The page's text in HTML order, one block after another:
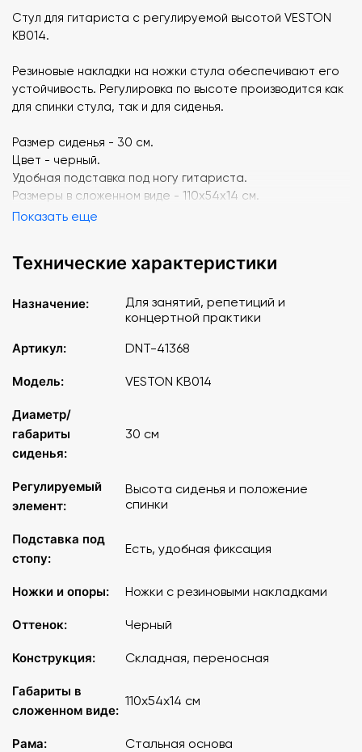
Стул для гитариста с регулируемой высотой VESTON
KB014.
Резиновые накладки на ножки стула обеспечивают его
устойчивость. Регулировка по высоте производится как
для спинки стула, так и для сиденья.
Размер сиденья - 30 см.
Цвет - черный.
Удобная подставка под ногу гитариста.
Размеры в сложенном виде - 110x54x14 см.
Показать еще
Технические характеристики
Назначение:
Для занятий, репетиций и
концертной практики
Артикул:
DNT-41368
Модель: VESTON KB014
Диаметр/
габариты
сиденья:
30 см
Регулируемый
элемент:
Высота сиденья и положение
спинки
Подставка под
стопу:
Есть, удобная фиксация
Ножки и опоры: Ножки с резиновыми накладками
Оттенок: Черный
Конструкция: Складная, переносная
Габариты в
сложенном виде:
110x54x14 см
Рама: Стальная основа